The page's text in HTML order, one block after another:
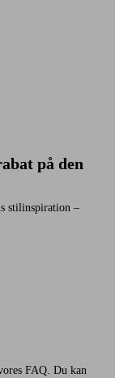
på den
stilinspiration –
FAQ. Du kan